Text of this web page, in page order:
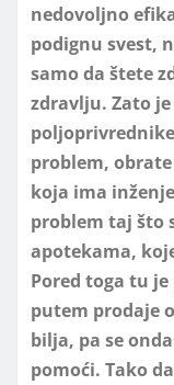
nedovoljno
podignu svest,
samo da štete
zdravlju. Zato
problem,
koja ima
problem taj što
apotekama,
Pored toga tu
putem prodaje
bilja, pa se
pomoći. Tako